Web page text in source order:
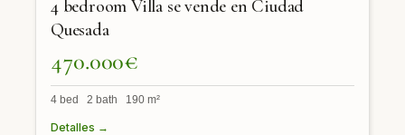
4 bedroom Villa se vende en Ciudad
Quesada
470.000€
4 bed 2 bath 190 m²
Detalles →